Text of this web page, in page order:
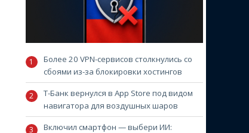
Более 20 VPN-сервисов столкнулись со
сбоями из-за блокировки хостингов
Т-Банк вернулся в App Store под видом
навигатора для воздушных шаров
Включил смартфон — выбери ИИ: